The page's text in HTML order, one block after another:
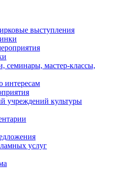
выступления
семинары, мастер-классы,
интересам
учреждений культуры
услуг